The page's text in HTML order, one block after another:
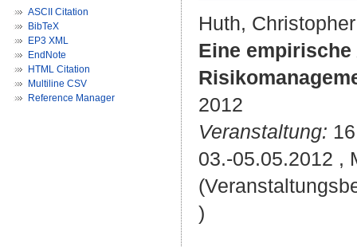
ASCII Citation
BibTeX
EP3 XML
EndNote
HTML Citation
Multiline CSV
Reference Manager
Huth, Christopher
Eine
2012
Veranstaltung:
03.-05.05.2012 ,
)